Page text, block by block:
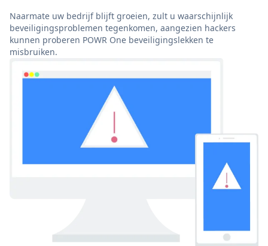
Naarmate uw bedrijf blijft groeien, zult u waarschijnlijk
beveiligingsproblemen tegenkomen, aangezien hackers
kunnen proberen POWR One beveiligingslekken te
misbruiken.